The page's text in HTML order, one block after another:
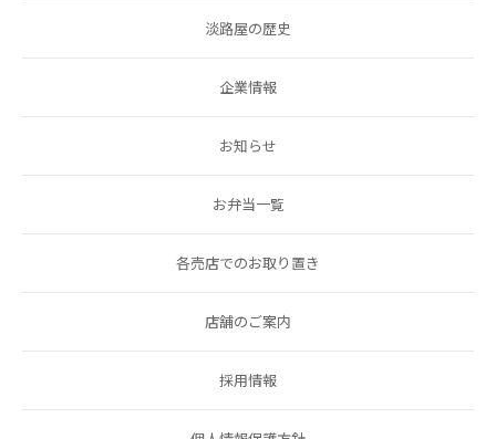
淡路屋の歴史
企業情報
お知らせ
お弁当一覧
各売店でのお取り置き
店舗のご案内
採用情報